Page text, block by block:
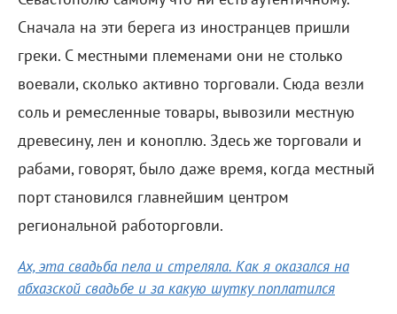
Сначала на эти берега из иностранцев пришли
греки. С местными племенами они не столько
воевали, сколько активно торговали. Сюда везли
соль и ремесленные товары, вывозили местную
древесину, лен и коноплю. Здесь же торговали и
рабами, говорят, было даже время, когда местный
порт становился главнейшим центром
региональной работорговли.
Ах, эта свадьба пела и стреляла. Как я оказался на
абхазской свадьбе и за какую шутку поплатился